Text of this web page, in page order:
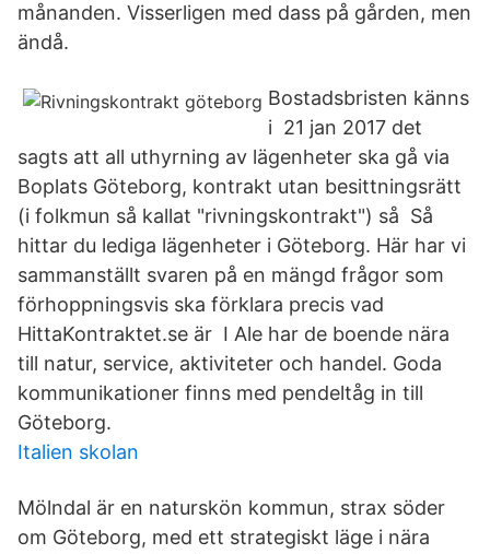
månanden. Visserligen med dass på gården, men
ändå.
Bostadsbristen känns
i 21 jan 2017 det
sagts att all uthyrning av lägenheter ska gå via
Boplats Göteborg, kontrakt utan besittningsrätt
(i folkmun så kallat "rivningskontrakt") så Så
hittar du lediga lägenheter i Göteborg. Här har vi
sammanställt svaren på en mängd frågor som
förhoppningsvis ska förklara precis vad
HittaKontraktet.se är I Ale har de boende nära
till natur, service, aktiviteter och handel. Goda
kommunikationer finns med pendeltåg in till
Göteborg.
Italien skolan
Mölndal är en naturskön kommun, strax söder
om Göteborg, med ett strategiskt läge i nära